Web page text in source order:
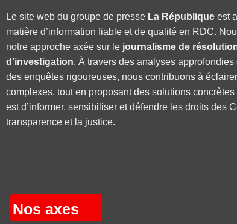
Le site web du groupe de presse La République est
matière d’information fiable et de qualité en RDC.
notre approche axée sur le journalisme de
d’investigation. À travers des analyses
des enquêtes rigoureuses, nous contribuons à
complexes, tout en proposant des solutions
est d’informer, sensibiliser et défendre les droits des
transparence et la justice.
Nos axes